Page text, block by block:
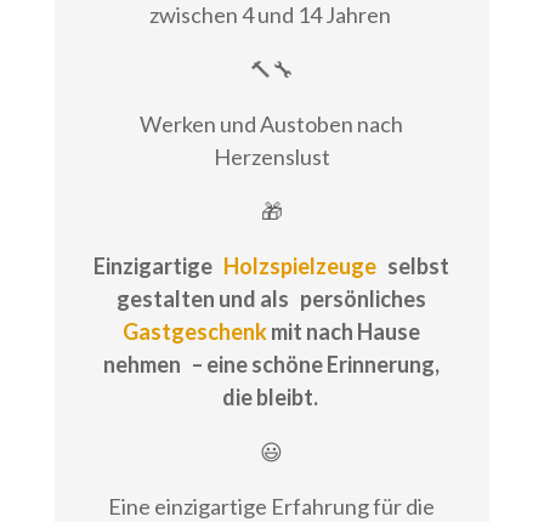
zwischen 4 und 14 Jahren
🔨🔧
Werken und Austoben nach
Herzenslust
🎁
Einzigartige Holzspielzeuge selbst
gestalten und als persönliches
Gastgeschenkmit nach Hause
nehmen – eine schöne Erinnerung,
die bleibt.
😃
Eine einzigartige Erfahrung für die